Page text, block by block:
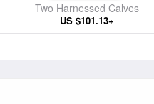
Two Harnessed Calves
US $101.13+